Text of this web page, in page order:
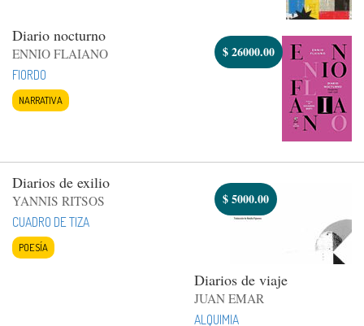
Diario nocturno
ENNIO FLAIANO
FIORDO
NARRATIVA
$26000.00
Diarios de exilio
YANNIS RITSOS
CUADRO DE TIZA
POESÍA
$5000.00
Diarios de viaje
JUAN EMAR
ALQUIMIA